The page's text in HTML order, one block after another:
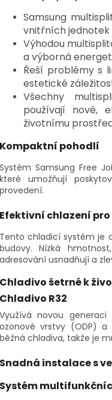
Samsung
vnitřních jednotek
Výhodou
a výborná
Řeší problémy s
estetické
Všechny
používají nové,
životnímu
Kompaktní pohodlí
Systém Samsung Free
které umožňují
provedení.
Efektivní chlazení
Tento chladicí systém je
budovy. Nízká
adresování usnadňují a
Chladivo šetrné k
Chladivo R32
Využívá novou
ozonové vrstvy (ODP) a
běžná chladiva, takže je
Snadná instalace s
Systém